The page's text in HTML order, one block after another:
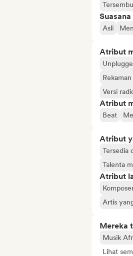
Asli
Atribut
Versi
Atribut
Beat
Atribut
Tersedia
Talenta
Atribut
Artis
Mereka
Musik
Lihat